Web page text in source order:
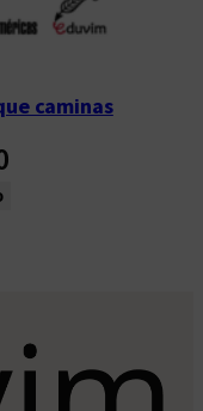
caminas